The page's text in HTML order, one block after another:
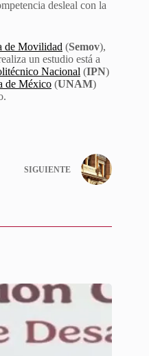
desleal con la
de Movilidad (Semov),
un estudio está a
Nacional (IPN)
de México (UNAM)
SIGUIENTE